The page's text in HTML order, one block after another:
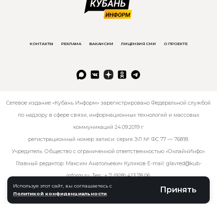
Используя этот сайт, вы соглашаетесь с
Политикой конфиденциальности
Принять
КОНТАКТЫ РЕКЛАМА ВАКАНСИИ ЛИЦЕНЗИЯ СМИ О ПРОЕКТЕ
Сетевое издание «Кубань Информ» зарегистрировано Федеральной службой
по надзору в сфере связи, информационных технологий и массовых
коммуникаций 24.09.2019 г.
регистрационный номер записи: серия ЭЛ № ФС 77 — 76818.
Учредитель: Общество с ограниченной ответственностью «ОнлайнИнфо».
Главный редактор: Максим Анатольевич Куликов E-mail: glavred@kub-
inform.ru. Тел.:+ 7 (928) 413 78 06.
© kub-inform 2026